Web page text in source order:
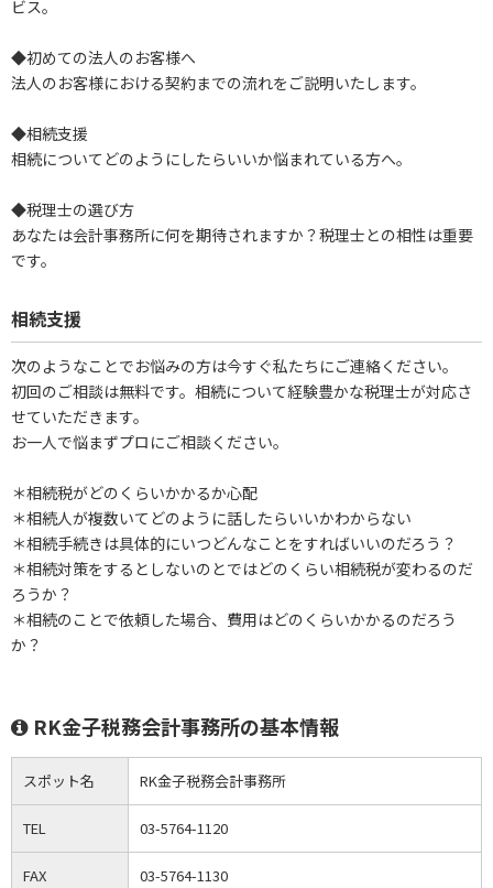
ビス。
◆​初めての法人のお客様へ
法人のお客様における契約までの流れをご説明いたします。​
◆​相続支援
​相続についてどのようにしたらいいか悩まれている方へ。​
◆​税理士の選び方
あなたは会計事務所に何を期待されますか？税理士との相性は重要
です。
​相続支援
次のようなことでお悩みの方は今すぐ私たちにご連絡ください。
初回のご相談は無料です。相続について経験豊かな税理士が対応さ
せていただきます。
お一人で悩まずプロにご相談ください。
＊相続税がどのくらいかかるか心配
＊相続人が複数いてどのように話したらいいかわからない
＊相続手続きは具体的にいつどんなことをすればいいのだろう？
＊相続対策をするとしないのとではどのくらい相続税が変わるのだ
ろうか？
＊相続のことで依頼した場合、費用はどのくらいかかるのだろう
か？
RK金子税務会計事務所の基本情報
スポット名 RK金子税務会計事務所
TEL 03-5764-1120
FAX 03-5764-1130